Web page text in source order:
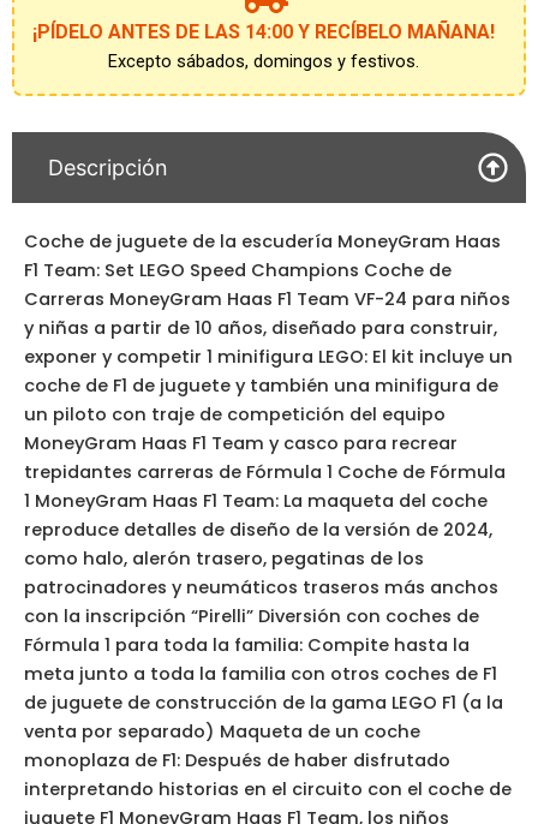
¡PÍDELO ANTES DE LAS 14:00 Y RECÍBELO MAÑANA!
Excepto sábados, domingos y festivos.
Descripción
Coche de juguete de la escudería MoneyGram Haas
F1 Team: Set LEGO Speed Champions Coche de
Carreras MoneyGram Haas F1 Team VF-24 para niños
y niñas a partir de 10 años, diseñado para construir,
exponer y competir 1 minifigura LEGO: El kit incluye un
coche de F1 de juguete y también una minifigura de
un piloto con traje de competición del equipo
MoneyGram Haas F1 Team y casco para recrear
trepidantes carreras de Fórmula 1 Coche de Fórmula
1 MoneyGram Haas F1 Team: La maqueta del coche
reproduce detalles de diseño de la versión de 2024,
como halo, alerón trasero, pegatinas de los
patrocinadores y neumáticos traseros más anchos
con la inscripción “Pirelli” Diversión con coches de
Fórmula 1 para toda la familia: Compite hasta la
meta junto a toda la familia con otros coches de F1
de juguete de construcción de la gama LEGO F1 (a la
venta por separado) Maqueta de un coche
monoplaza de F1: Después de haber disfrutado
interpretando historias en el circuito con el coche de
juguete F1 MoneyGram Haas F1 Team, los niños